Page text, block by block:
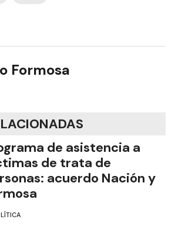
Formosa
de asistencia a
de trata de
acuerdo Nación y